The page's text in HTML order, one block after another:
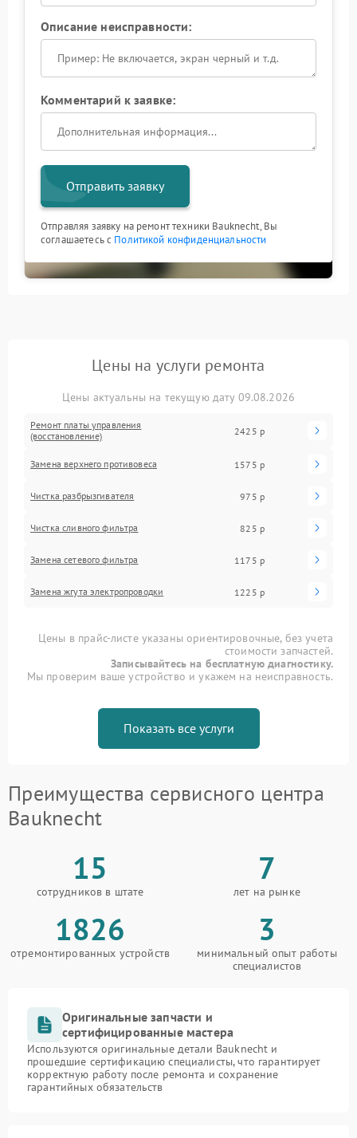
Описание неисправности:
Комментарий к заявке:
Отправить заявку
Отправляя заявку на ремонт техники Bauknecht, Вы
соглашаетесь с Политикой конфиденциальности
Цены на услуги ремонта
Цены актуальны на текущую дату 09.08.2026
Ремонт платы управления
(восстановление)
2425 р
Замена верхнего противовеса 1575 р
Чистка разбрызгивателя 975 р
Чистка сливного фильтра 825 р
Замена сетевого фильтра 1175 р
Замена жгута электропроводки 1225 р
Цены в прайс-листе указаны ориентировочные, без учета
стоимости запчастей.
Записывайтесь на бесплатную диагностику.
Мы проверим ваше устройство и укажем на неисправность.
Показать все услуги
Преимущества сервисного центра
Bauknecht
15
сотрудников в штате
7
лет на рынке
1826
отремонтированных устройств
3
минимальный опыт работы
специалистов
Оригинальные запчасти и
сертифицированные мастера
Используются оригинальные детали Bauknecht и
прошедшие сертификацию специалисты, что гарантирует
корректную работу после ремонта и сохранение
гарантийных обязательств